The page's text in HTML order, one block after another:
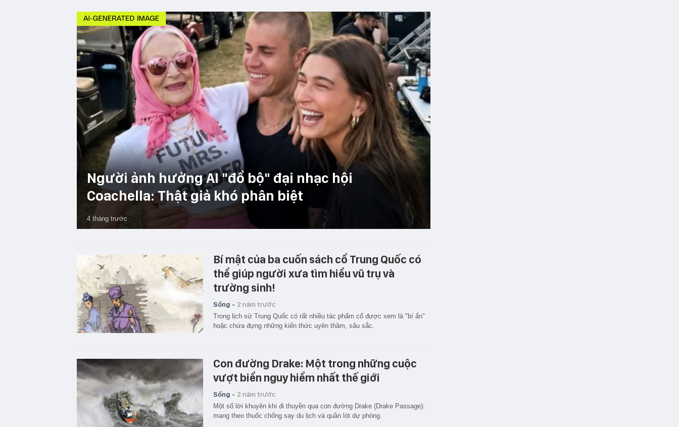
Người ảnh hưởng AI "đổ bộ" đại nhạc hội
Coachella: Thật giả khó phân biệt
4 tháng trước
Bí mật của ba cuốn sách cổ Trung Quốc có
thể giúp người xưa tìm hiểu vũ trụ và
trường sinh!
Sống - 2 năm trước
Trong lịch sử Trung Quốc có rất nhiều tác phẩm cổ được xem là "bí ẩn"
hoặc chứa đựng những kiến thức uyên thâm, sâu sắc.
Con đường Drake: Một trong những cuộc
vượt biển nguy hiểm nhất thế giới
Sống - 2 năm trước
Một số lời khuyên khi đi thuyền qua con đường Drake (Drake Passage):
mang theo thuốc chống say du lịch và quần lót dự phòng.